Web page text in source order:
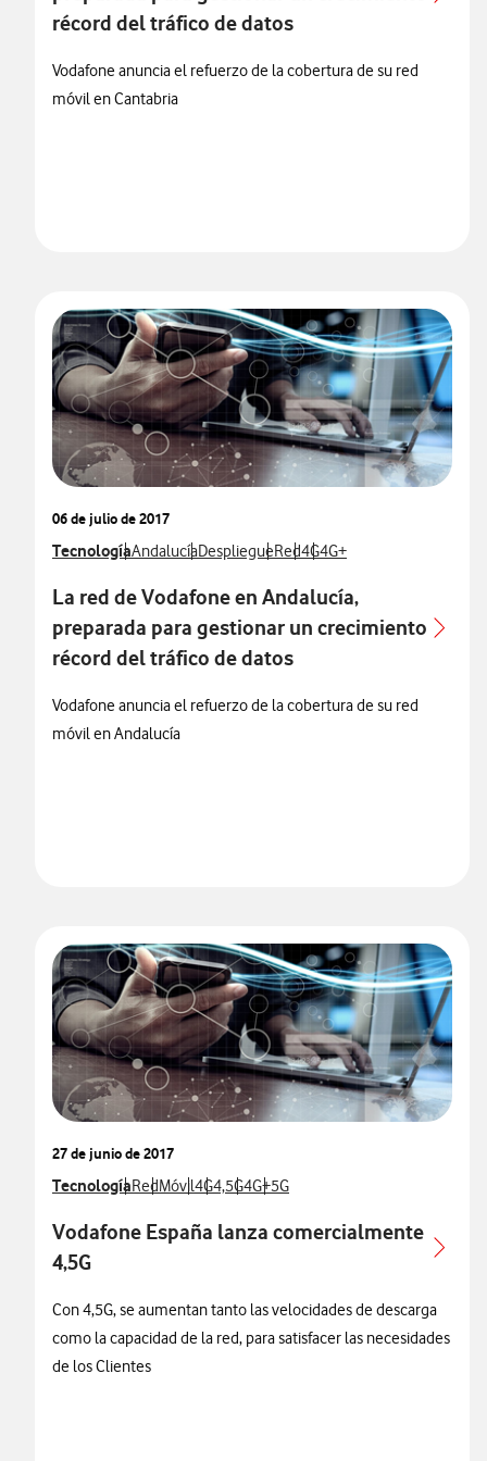
récord del tráfico de datos
Vodafone anuncia el refuerzo de la cobertura de su red
móvil en Cantabria
06 de julio de 2017
Ver más notas de prensa relacionados con
TecnologíaVer más notas de prensa relacionados con
AndalucíaVer más notas de prensa relacionados con
DespliegueVer más notas de prensa
RedVer más notas de prensa
4GVer más notas de
4G+
La red de Vodafone en Andalucía,
preparada para gestionar un crecimiento
récord del tráfico de datos
Vodafone anuncia el refuerzo de la cobertura de su red
móvil en Andalucía
27 de junio de 2017
Ver más notas de prensa relacionados con
TecnologíaVer más notas de prensa relacionados con
RedVer más notas de prensa relacionados con
MóvilVer más notas de prensa relacionados con
4GVer más notas de prensa relacionados
4,5GVer más notas de prensa
4G+Ver más notas de prensa
5G
Vodafone España lanza comercialmente
4,5G
Con 4,5G, se aumentan tanto las velocidades de descarga
como la capacidad de la red, para satisfacer las necesidades
de los Clientes